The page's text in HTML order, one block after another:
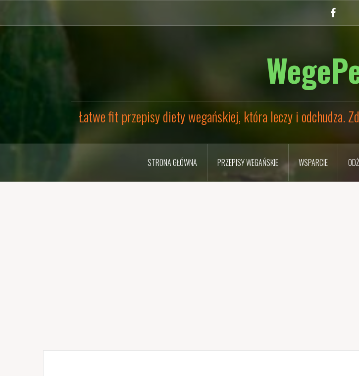
Łatwe fit przepisy diety wegańskiej, która leczy i odchudza.
STRONA GŁÓWNA PRZEPISY WEGAŃSKIE WSPARCIE